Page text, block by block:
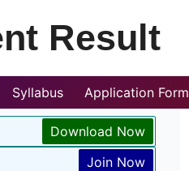
Result
Syllabus Application Form
Download Now
Join Now